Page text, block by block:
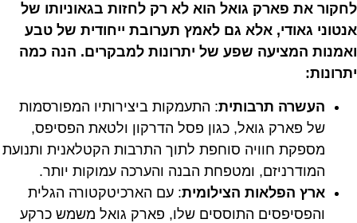
לחקור את פארק גואל הוא לא רק לחזות בגאוניותו של
אנטוני גאודי, אלא גם לאמץ תערובת ייחודית של טבע
ואמנות המציעה שפע של יתרונות למבקרים. הנה כמה
יתרונות:
העשרה תרבותית: התעמקות ביצירותיו המפורסמות
של פארק גואל, כגון פסל הדרקון ולטאת הפסיפס,
מספקת חוויה סוחפת לתוך התרבות הקטלאנית ותנועת
המודרניזם, ומטפחת הבנה והערכה עמוקות יותר.
ארץ הפלאות הצילומית: עם הארכיטקטורה הגלית
והפסיפסים התוססים שלו, פארק גואל משמש כרקע